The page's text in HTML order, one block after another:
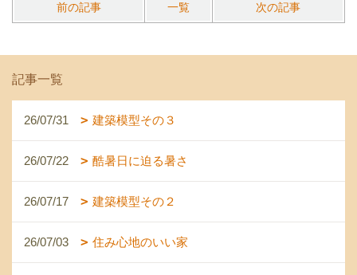
前の記事 一覧 次の記事
記事一覧
26/07/31 建築模型その３
26/07/22 酷暑日に迫る暑さ
26/07/17 建築模型その２
26/07/03 住み心地のいい家